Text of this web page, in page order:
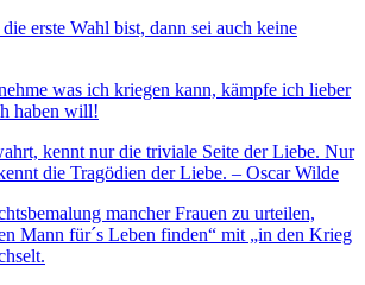
erste Wahl bist, dann sei auch keine
was ich kriegen kann, kämpfe ich lieber
haben will!
kennt nur die triviale Seite der Liebe. Nur
die Tragödien der Liebe. – Oscar Wilde
mancher Frauen zu urteilen,
Mann für´s Leben finden“ mit „in den Krieg